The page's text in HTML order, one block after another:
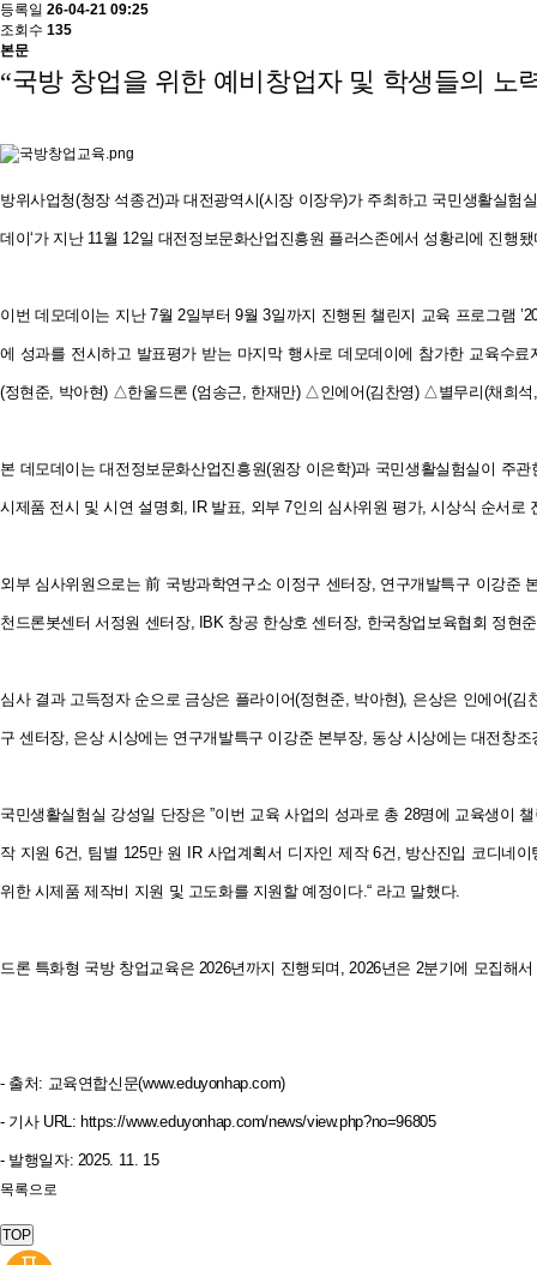
등록일 26-04-21 09:25
조회수 135
본문
“국방 창업을 위한 예비창업자 및 학생들의 노
방위사업청(청장 석종건)과 대전광역시(시장 이장우)가 주최하고 국민생활실험
데이‘가 지난 11월 12일 대전정보문화산업진흥원 플러스존에서 성황리에 진행
이번 데모데이는 지난 7월 2일부터 9월 3일까지 진행된 챌린지 교육 프로그램
에 성과를 전시하고 발표평가 받는 마지막 행사로 데모데이에 참가한 교육수
(정현준, 박아현) △한울드론 (엄송근, 한재만) △인에어(김찬영) △별무리(채희석
본 데모데이는 대전정보문화산업진흥원(원장 이은학)과 국민생활실험실이 주
시제품 전시 및 시연 설명회, IR 발표, 외부 7인의 심사위원 평가, 시상식 순서로
외부 심사위원으로는 前 국방과학연구소 이정구 센터장, 연구개발특구 이강준
천드론봇센터 서정원 센터장, IBK 창공 한상호 센터장, 한국창업보육협회 정현
심사 결과 고득정자 순으로 금상은 플라이어(정현준, 박아현), 은상은 인에어(
구 센터장, 은상 시상에는 연구개발특구 이강준 본부장, 동상 시상에는 대전창
국민생활실험실 강성일 단장은 ”이번 교육 사업의 성과로 총 28명에 교육생이
작 지원 6건, 팀별 125만 원 IR 사업계획서 디자인 제작 6건, 방산진입 코디네
위한 시제품 제작비 지원 및 고도화를 지원할 예정이다.“ 라고 말했다.
드론 특화형 국방 창업교육은 2026년까지 진행되며, 2026년은 2분기에 모집해
- 출처: 교육연합신문(www.eduyonhap.com)
- 기사 URL: https://www.eduyonhap.com/news/view.php?no=96805
- 발행일자: 2025. 11. 15
목록으로
TOP